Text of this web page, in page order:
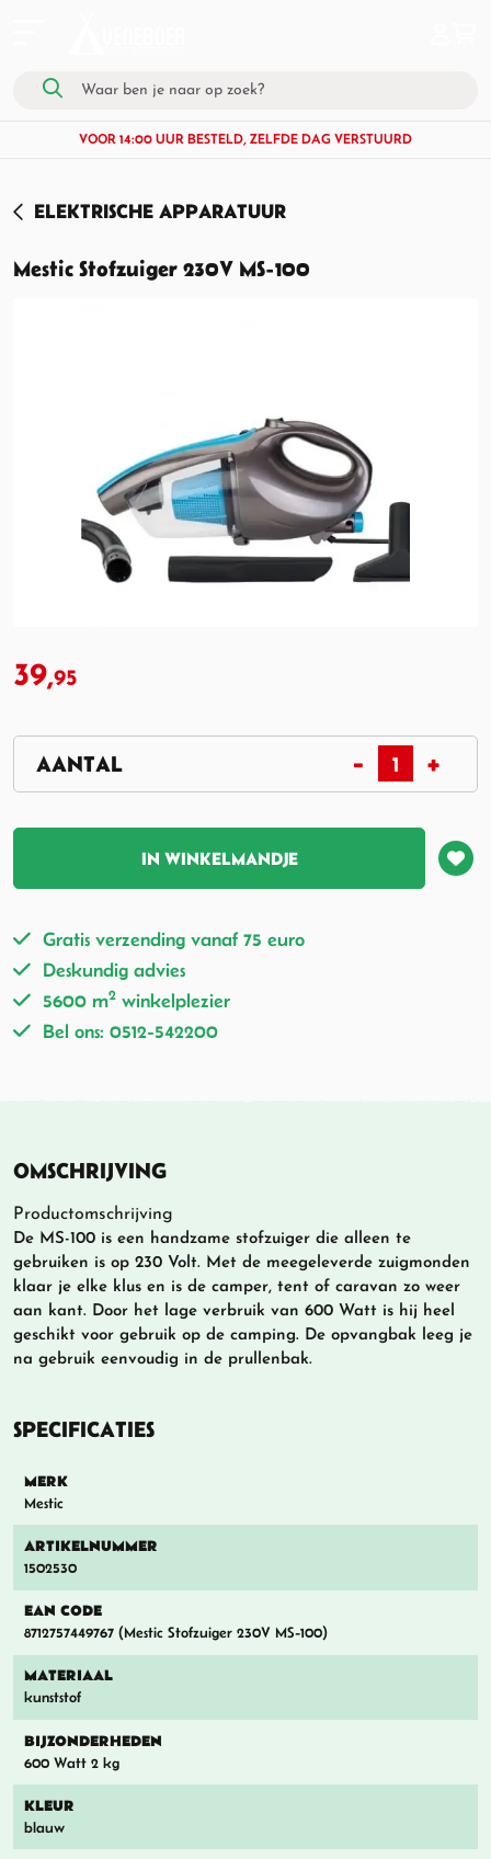
VOOR 14:00 UUR BESTELD, ZELFDE DAG VERSTUURD
ELEKTRISCHE APPARATUUR
Mestic Stofzuiger 230V MS-100
39,95
IN WINKELMANDJE
Gratis verzending vanaf 75 euro
Deskundig advies
5600 m2 winkelplezier
Bel ons: 0512-542200
OMSCHRIJVING
Productomschrijving
De MS-100 is een handzame stofzuiger die alleen te
gebruiken is op 230 Volt. Met de meegeleverde zuigmonden
klaar je elke klus en is de camper, tent of caravan zo weer
aan kant. Door het lage verbruik van 600 Watt is hij heel
geschikt voor gebruik op de camping. De opvangbak leeg je
na gebruik eenvoudig in de prullenbak.
SPECIFICATIES
MERK
Mestic
ARTIKELNUMMER
1502530
EAN CODE
8712757449767 (Mestic Stofzuiger 230V MS-100)
MATERIAAL
kunststof
BIJZONDERHEDEN
600 Watt 2 kg
KLEUR
blauw